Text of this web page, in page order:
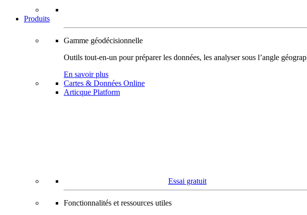
Produits
Gamme géodécisionnelle
Outils tout-en-un pour préparer les données, les analyser sous l’angle
En savoir plus
Cartes & Données Online
Articque Platform
Essai gratuit
Fonctionnalités et ressources utiles